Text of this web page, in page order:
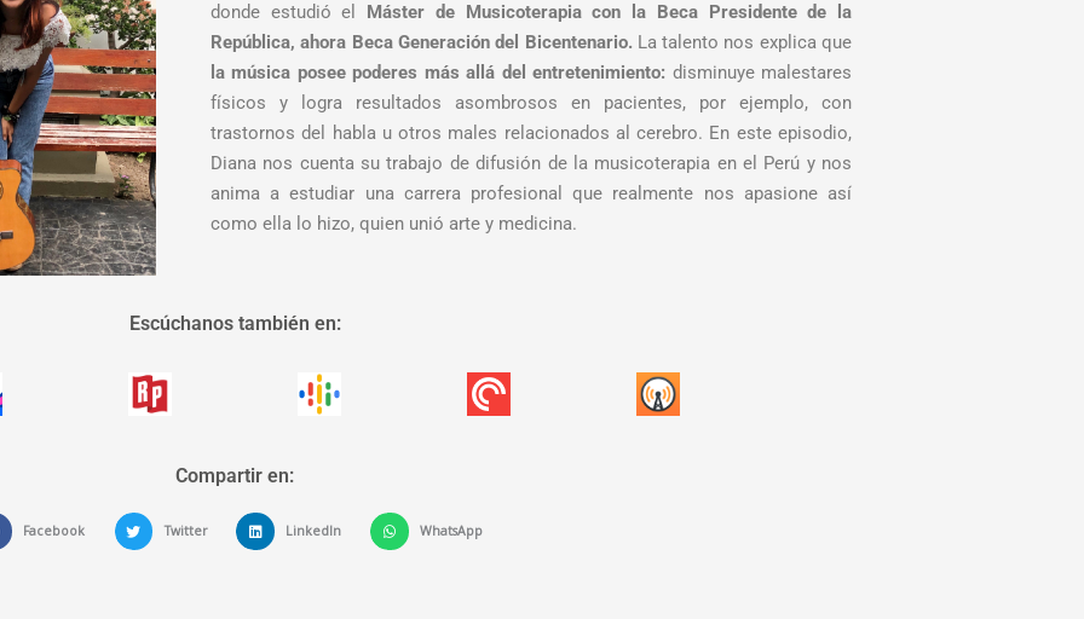
donde estudió el Máster de Musicoterapia con la Beca Presidente de la
República, ahora Beca Generación del Bicentenario. La talento nos explica que
la música posee poderes más allá del entretenimiento: disminuye malestares
físicos y logra resultados asombrosos en pacientes, por ejemplo, con
trastornos del habla u otros males relacionados al cerebro. En este episodio,
Diana nos cuenta su trabajo de difusión de la musicoterapia en el Perú y nos
anima a estudiar una carrera profesional que realmente nos apasione así
como ella lo hizo, quien unió arte y medicina.
Escúchanos también en:
Compartir en:
Facebook Twitter LinkedIn WhatsApp